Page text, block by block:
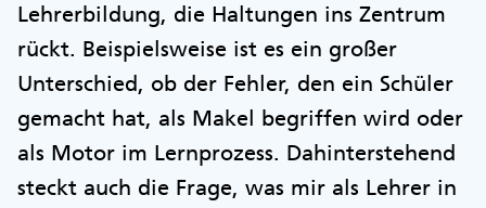
Lehrerbildung, die Haltungen ins Zentrum
rückt. Beispielsweise ist es ein großer
Unterschied, ob der Fehler, den ein Schüler
gemacht hat, als Makel begriffen wird oder
als Motor im Lernprozess. Dahinterstehend
steckt auch die Frage, was mir als Lehrer in